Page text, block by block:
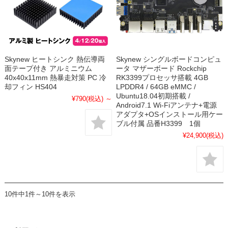
Skynew ヒートシンク 熱伝導両
面テープ付き アルミニウム
40x40x11mm 熱暴走対策 PC 冷
却フィン HS404
¥790(税込) ～
Skynew シングルボードコンピュ
ータ マザーボード Rockchip
RK3399プロセッサ搭載 4GB
LPDDR4 / 64GB eMMC /
Ubuntu18.04初期搭載 /
Android7.1 Wi-Fiアンテナ+電源
アダプタ+OSインストール用ケー
ブル付属 品番H3399 1個
¥24,900(税込)
10件中1件～10件を表示